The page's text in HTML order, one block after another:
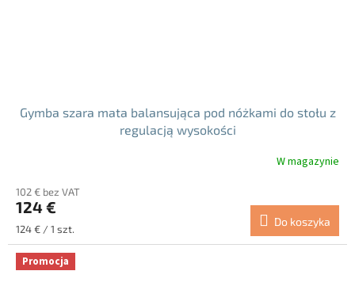
Gymba szara mata balansująca pod nóżkami do stołu z
regulacją wysokości
produktu
wynosi
5.0
5
gwiazdek.
W magazynie
102 € bez VAT
124 €
Cena
jednostkowa:
124 € / 1 szt.
Do koszyka
Promocja